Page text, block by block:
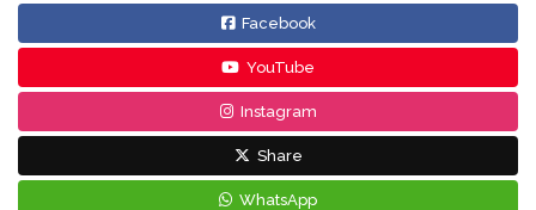
Facebook
YouTube
Instagram
Share
WhatsApp